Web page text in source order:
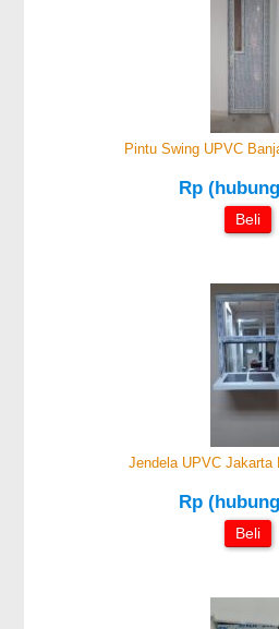
Pintu Swing UPVC
Rp
Beli
Jendela UPVC
Rp
Beli